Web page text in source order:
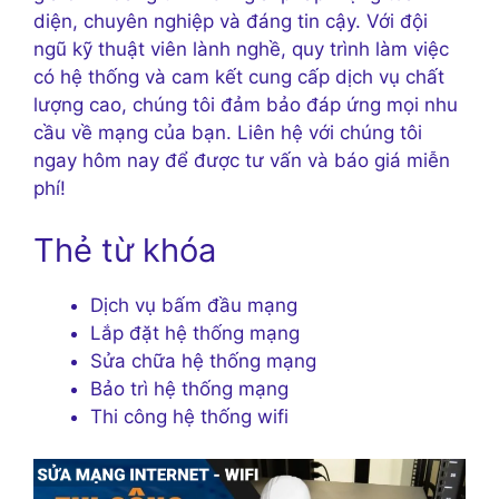
diện, chuyên nghiệp và đáng tin cậy. Với đội
ngũ kỹ thuật viên lành nghề, quy trình làm việc
có hệ thống và cam kết cung cấp dịch vụ chất
lượng cao, chúng tôi đảm bảo đáp ứng mọi nhu
cầu về mạng của bạn. Liên hệ với chúng tôi
ngay hôm nay để được tư vấn và báo giá miễn
phí!
Thẻ từ khóa
Dịch vụ bấm đầu mạng
Lắp đặt hệ thống mạng
Sửa chữa hệ thống mạng
Bảo trì hệ thống mạng
Thi công hệ thống wifi